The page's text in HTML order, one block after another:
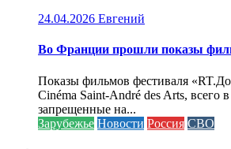
24.04.2026 Евгений
Во Франции прошли показы
Показы фильмов фестиваля
Cinéma Saint-André des Arts, всего
запрещенные на...
Зарубежье Новости Россия СВО